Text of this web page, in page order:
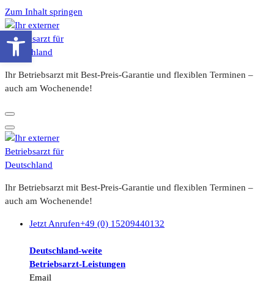
Zum Inhalt springen
Ihr Betriebsarzt mit Best-Preis-Garantie und flexiblen Terminen –
auch am Wochenende!
Ihr Betriebsarzt mit Best-Preis-Garantie und flexiblen Terminen –
auch am Wochenende!
Jetzt Anrufen+49 (0) 15209440132
Deutschland-weite
Betriebsarzt-Leistungen
Email
Werkzeugleiste öffnen